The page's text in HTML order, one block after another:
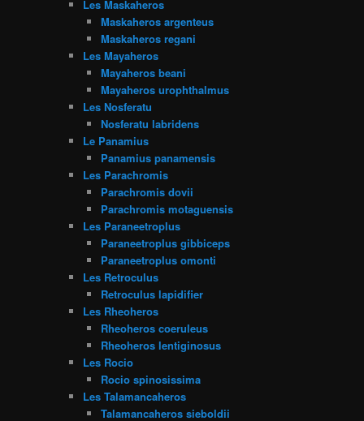
Les Maskaheros
Maskaheros argenteus
Maskaheros regani
Les Mayaheros
Mayaheros beani
Mayaheros urophthalmus
Les Nosferatu
Nosferatu labridens
Le Panamius
Panamius panamensis
Les Parachromis
Parachromis dovii
Parachromis motaguensis
Les Paraneetroplus
Paraneetroplus gibbiceps
Paraneetroplus omonti
Les Retroculus
Retroculus lapidifier
Les Rheoheros
Rheoheros coeruleus
Rheoheros lentiginosus
Les Rocio
Rocio spinosissima
Les Talamancaheros
Talamancaheros sieboldii